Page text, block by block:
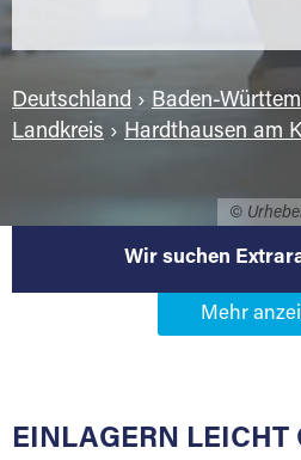
©
Deutschland › Baden-
Landkreis › Hardthausen am
Wir suchen
Werden Sie
Sie bieten Kunden
EINLAGERN LEICHT